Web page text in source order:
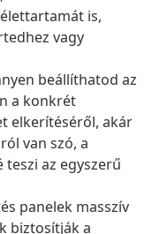
is,
vagy
beállíthatod az
a konkrét
elkerítéséről, akár
van szó, a
az egyszerű
panelek masszív
biztosítják a